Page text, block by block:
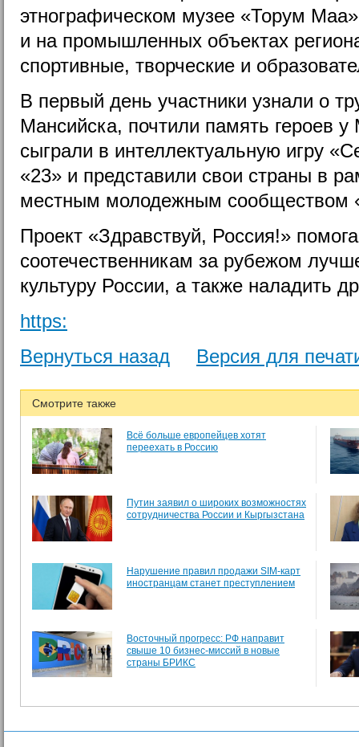
этнографическом музее «Торум
и на промышленных объектах
спортивные, творческие и
В первый день участники узнали о
Мансийска, почтили память героев
сыграли в интеллектуальную игру
«23» и представили свои страны в
местным молодежным сообществом
Проект «Здравствуй, Россия!»
соотечественникам за рубежом
культуру России, а также наладить
https:
Вернуться назад
Версия для
Смотрите также
Всё больше европейцев хотят
переехать в Россию
Путин заявил о широких возможностях
сотрудничества России и Кыргызстана
Нарушение правил продажи SIM-карт
иностранцам станет преступлением
Восточный прогресс: РФ направит
свыше 10 бизнес-миссий в новые
страны БРИКС